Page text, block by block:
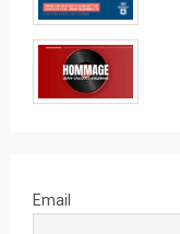
Email